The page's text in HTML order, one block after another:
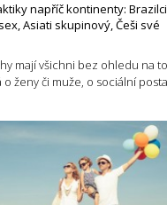
napříč kontinenty: Brazilci
Asiati skupinový, Češi své
mají všichni bez ohledu na
o ženy či muže, o sociální